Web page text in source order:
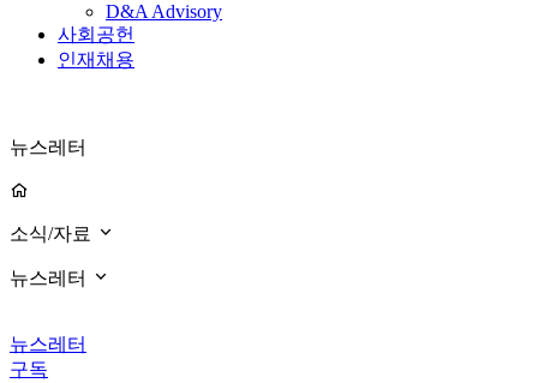
D&A Advisory
사회공헌
인재채용
뉴스레터
소식/자료
뉴스레터
뉴스레터
구독